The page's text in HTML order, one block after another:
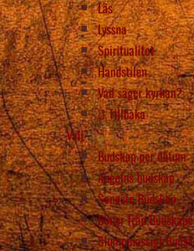
Läs
Lyssna
Spiritualitet
Handstilen
Vad säger kyrkan?
Tillbaka
Välj
Budskap per datum
Ängelns budskap
Senaste Budskap
Böner från
Slumpmässigt